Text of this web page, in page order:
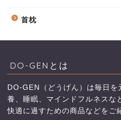
首枕
DO-GENとは
DO-GEN（どうげん）は毎日を
養、睡眠、マインドフルネスな
快適に過すための商品などをご